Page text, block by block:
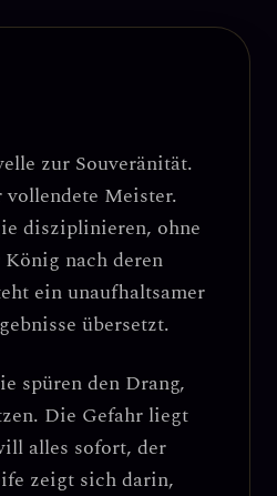
zur Souveränität.
Meister.
disziplinieren, ohne
nach deren
einunaufhaltsamer
übersetzt.
spüren den Drang,
Die Gefahr liegt
alles sofort, der
zeigt sich darin,